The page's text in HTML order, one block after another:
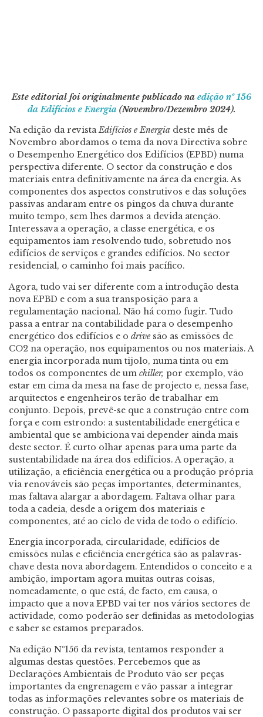
Este editorial foi originalmente publicado na edição nº 156
da Edifícios e Energia(Novembro/Dezembro 2024).
Na edição da revistaEdifícios e Energia deste mês de
Novembro abordamos o tema da nova Directiva sobre
o Desempenho Energético dos Edifícios (EPBD) numa
perspectiva diferente. O sector da construção e dos
materiais entra definitivamente na área da energia. As
componentes dos aspectos construtivos e das soluções
passivas andaram entre os pingos da chuva durante
muito tempo, sem lhes darmos a devida atenção.
Interessava a operação, a classe energética, e os
equipamentos iam resolvendo tudo, sobretudo nos
edifícios de serviços e grandes edifícios. No sector
residencial, o caminho foi mais pacífico.
Agora, tudo vai ser diferente com a introdução desta
nova EPBD e com a sua transposição para a
regulamentação nacional. Não há como fugir. Tudo
passa a entrar na contabilidade para o desempenho
energético dos edifícios e o drivesão as emissões de
CO2 na operação, nos equipamentos ou nos materiais. A
energia incorporada num tijolo, numa tinta ou em
todos os componentes de um chiller, por exemplo, vão
estar em cima da mesa na fase de projecto e, nessa fase,
arquitectos e engenheiros terão de trabalhar em
conjunto. Depois, prevê-se que a construção entre com
força e com estrondo: a sustentabilidade energética e
ambiental que se ambiciona vai depender ainda mais
deste sector. É curto olhar apenas para uma parte da
sustentabilidade na área dos edifícios. A operação, a
utilização, a eficiência energética ou a produção própria
via renováveis são peças importantes, determinantes,
mas faltava alargar a abordagem. Faltava olhar para
toda a cadeia, desde a origem dos materiais e
componentes, até ao ciclo de vida de todo o edifício.
Energia incorporada, circularidade, edifícios de
emissões nulas e eficiência energética são as palavras-
chave desta nova abordagem. Entendidos o conceito e a
ambição, importam agora muitas outras coisas,
nomeadamente, o que está, de facto, em causa, o
impacto que a nova EPBD vai ter nos vários sectores de
actividade, como poderão ser definidas as metodologias
e saber se estamos preparados.
Na edição Nº156 da revista, tentamos responder a
algumas destas questões. Percebemos que as
Declarações Ambientais de Produto vão ser peças
importantes da engrenagem e vão passar a integrar
todas as informações relevantes sobre os materiais de
construção. O passaporte digital dos produtos vai ser